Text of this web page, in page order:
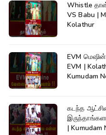
Whistle தான்
VS Babu |
Kolathur
EVM
EVM |
Kumudam
கடந்த
| Kumudam